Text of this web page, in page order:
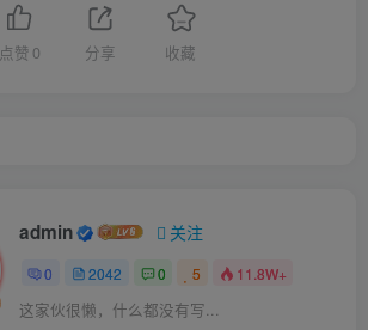
点赞 0 分享 收藏
admin 关注
0 2042 0 5 11.8W+
这家伙很懒，什么都没有写...